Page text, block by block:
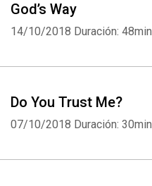
God’s Way
14/10/2018 Duración: 48min
Do You Trust Me?
07/10/2018 Duración: 30min